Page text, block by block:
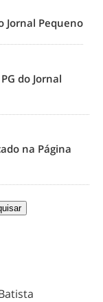
Jornal Pequeno
do Jornal
na Página